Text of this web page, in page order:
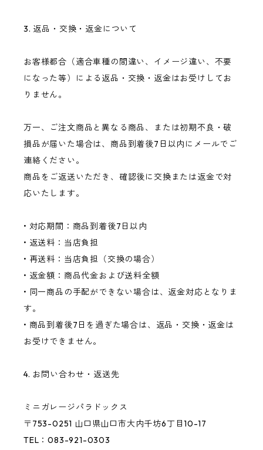
3. 返品・交換・返金について
お客様都合（適合車種の間違い、イメージ違い、不要
になった等）による返品・交換・返金はお受けしてお
りません。
万一、ご注文商品と異なる商品、または初期不良・破
損品が届いた場合は、商品到着後7日以内にメールでご
連絡ください。
商品をご返送いただき、確認後に交換または返金で対
応いたします。
• 対応期間：商品到着後7日以内
• 返送料：当店負担
• 再送料：当店負担（交換の場合）
• 返金額：商品代金および送料全額
• 同一商品の手配ができない場合は、返金対応となりま
す。
• 商品到着後7日を過ぎた場合は、返品・交換・返金は
お受けできません。
4. お問い合わせ・返送先
ミニガレージパラドックス
〒753-0251 山口県山口市大内千坊6丁目10-17
TEL：083-921-0303